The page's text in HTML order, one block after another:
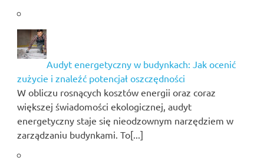
Audyt energetyczny w budynkach: Jak ocenić
zużycie i znaleźć potencjał oszczędności
W obliczu rosnących kosztów energii oraz coraz
większej świadomości ekologicznej, audyt
energetyczny staje się nieodzownym narzędziem w
zarządzaniu budynkami. To[...]